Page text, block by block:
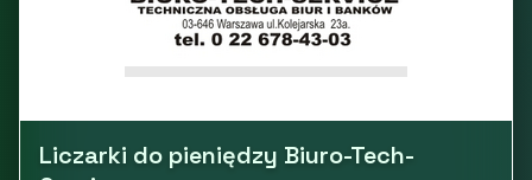
Liczarki do pieniędzy Biuro-Tech-